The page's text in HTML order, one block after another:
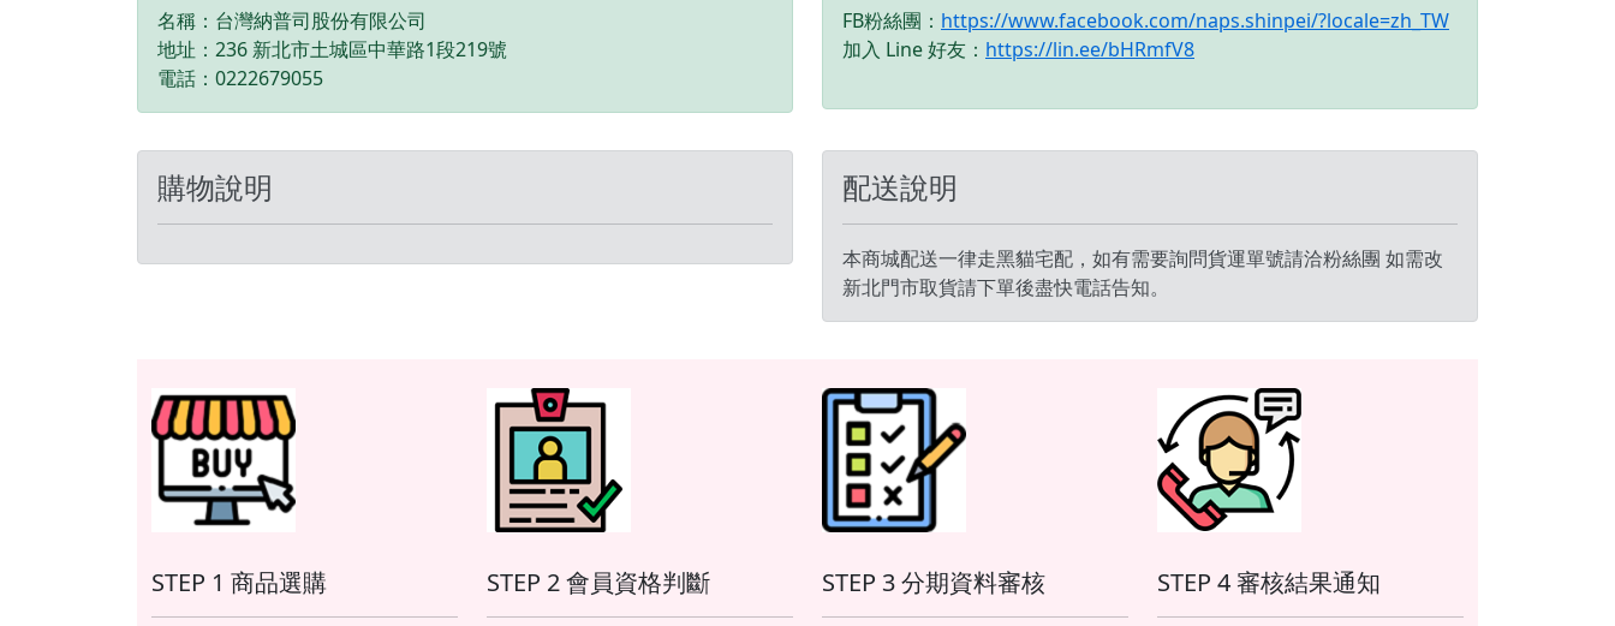
#NXT055 ※圖片僅供參考且
螢幕顯示色差會略有不同，請
依實物為主。 ---------------------
--------------------------------------------
名稱：台灣納普司股份有限公司
地址：236 新北市土城區中華路1段219號
電話：0222679055
FB粉絲團： https://www.facebook.com/naps.shinpei/?locale=zh_TW
加入 Line 好友： https://lin.ee/bHRmfV8
購物說明 配送說明
本商城配送一律走黑貓宅配，如有需要詢問貨運單號請洽粉絲團 如需改
新北門市取貨請下單後盡快電話告知。
STEP 1 商品選購 STEP 2 會員資格判斷 STEP 3 分期資料審核 STEP 4 審核結果通知